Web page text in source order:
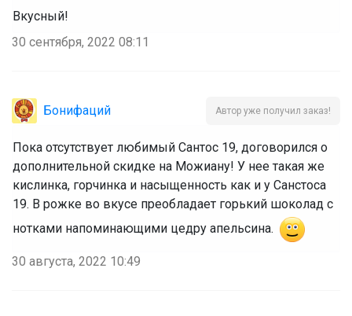
Вкусный!
30 сентября, 2022 08:11
Бонифаций Автор уже получил заказ!
Пока отсутствует любимый Сантос 19, договорился о
дополнительной скидке на Можиану! У нее такая же
кислинка, горчинка и насыщенность как и у Санстоса
19. В рожке во вкусе преобладает горький шоколад с
нотками напоминающими цедру апельсина.
30 августа, 2022 10:49